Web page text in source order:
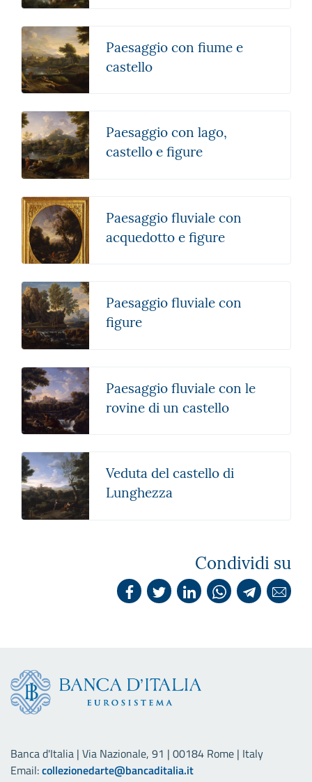
Paesaggio con fiume e
castello
Paesaggio con lago,
castello e figure
Paesaggio fluviale con
acquedotto e figure
Paesaggio fluviale con
figure
Paesaggio fluviale con le
rovine di un castello
Veduta del castello di
Lunghezza
Condividi su
Banca d'Italia | Via Nazionale, 91 | 00184 Rome | Italy
Email:collezionedarte@bancaditalia.it